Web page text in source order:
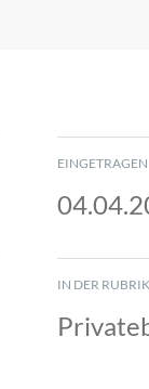
EINGETRAGEN
IN DER RUBRIK